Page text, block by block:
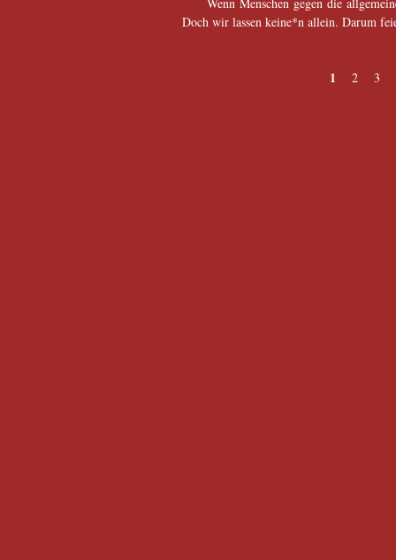
Doch wir lassen keine*n allein. Darum
1 2 3